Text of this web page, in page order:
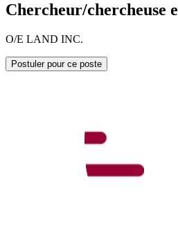
Chercheur/chercheuse
O/E LAND INC.
Postuler pour ce poste